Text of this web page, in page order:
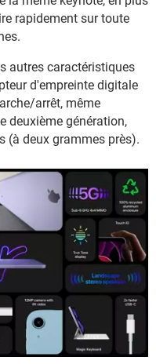
rapidement sur toute
autres caractéristiques
d'empreinte digitale
arrêt, même
deuxième génération,
(à deux grammes près).